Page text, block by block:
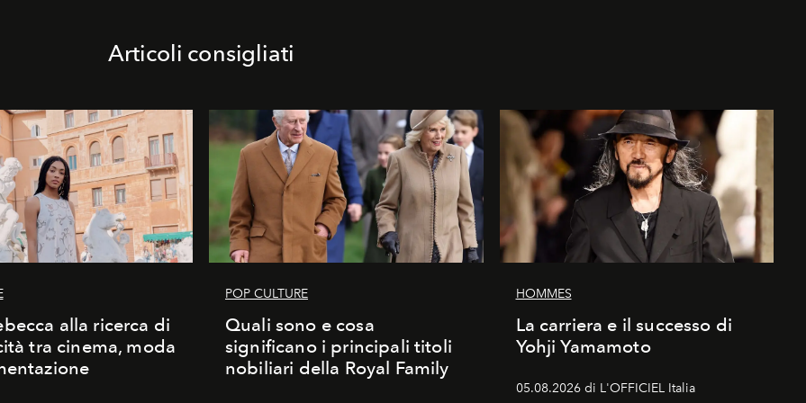
Articoli consigliati
alla ricerca di
tra cinema, moda
POP CULTURE
Quali sono e cosa
significano i principali titoli
nobiliari della Royal Family
HOMMES
La carriera e il successo di
Yohji Yamamoto
05.08.2026 di L'OFFICIEL Italia